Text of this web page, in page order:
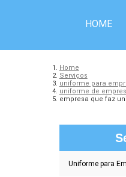
HOME
Home
Serviços
uniforme para
uniforme de
empresa que faz
Uniforme para